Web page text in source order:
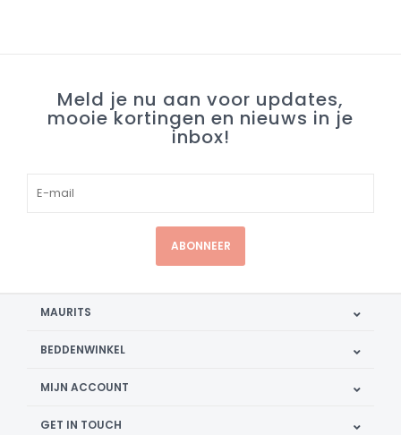
Meld je nu aan voor updates,
mooie kortingen en nieuws in je
inbox!
ABONNEER
MAURITS
BEDDENWINKEL
MIJN ACCOUNT
GET IN TOUCH